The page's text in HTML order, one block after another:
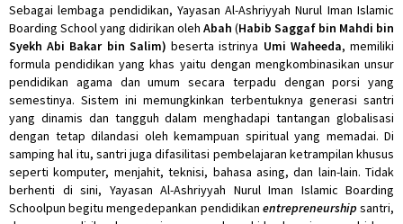
Sebagai lembaga pendidikan, Yayasan Al-Ashriyyah Nurul Iman Islamic
Boarding School yang didirikan oleh Abah (Habib Saggaf bin Mahdi bin
Syekh Abi Bakar bin Salim) beserta istrinya Umi Waheeda, memiliki
formula pendidikan yang khas yaitu dengan mengkombinasikan unsur
pendidikan agama dan umum secara terpadu dengan porsi yang
semestinya. Sistem ini memungkinkan terbentuknya generasi santri
yang dinamis dan tangguh dalam menghadapi tantangan globalisasi
dengan tetap dilandasi oleh kemampuan spiritual yang memadai. Di
samping hal itu, santri juga difasilitasi pembelajaran ketrampilan khusus
seperti komputer, menjahit, teknisi, bahasa asing, dan lain-lain. Tidak
berhenti di sini, Yayasan Al-Ashriyyah Nurul Iman Islamic Boarding
Schoolpun begitu mengedepankan pendidikan entrepreneurship santri,